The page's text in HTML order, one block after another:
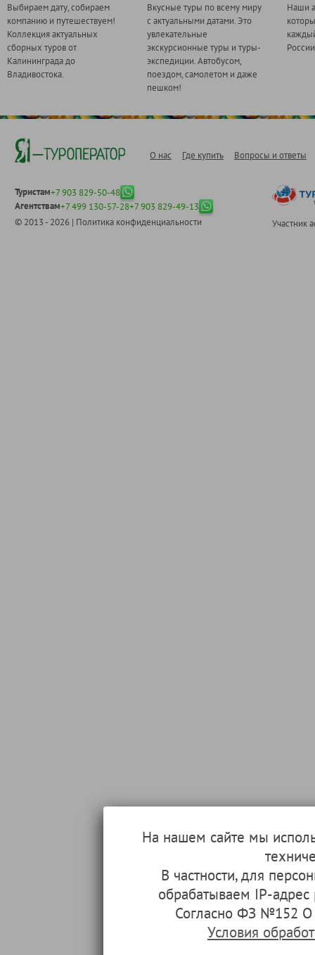
Выбираем дату, собираем
компанию и путешествуем!
Коллекция актуальных
сборных туров от
Калининграда до
Владивостока.
Вкусные туры по всему миру
с актуальными датами. Это
увлекательные
экскурсионные туры и туры-
экспедиции. Автобусом,
поездом, самолетом и даже
пешком!
Наши
О нас Где купить Вопросы и ответы
Туристам+7 903 829-50-48
Агентствам+7 499 130-57-28+7 903 829-49-13
© 2013 - 2026 | Политика конфиденциальности Участник
На нашем сайте мы
В частности, для
обрабатываем IP-
Согласно ФЗ №152 О
Условия